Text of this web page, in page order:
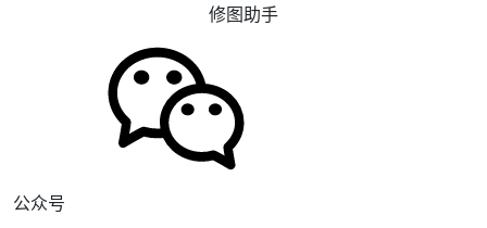
及电子签到支持，实现从用户注册、
信息核验到参会数据分析的全链路数
字化管理，提升组织效率与参会体
TenBase社区年会 - 无序列表2026
中国AIoT产业年会 - 无序列表天之
修图助手
公众号